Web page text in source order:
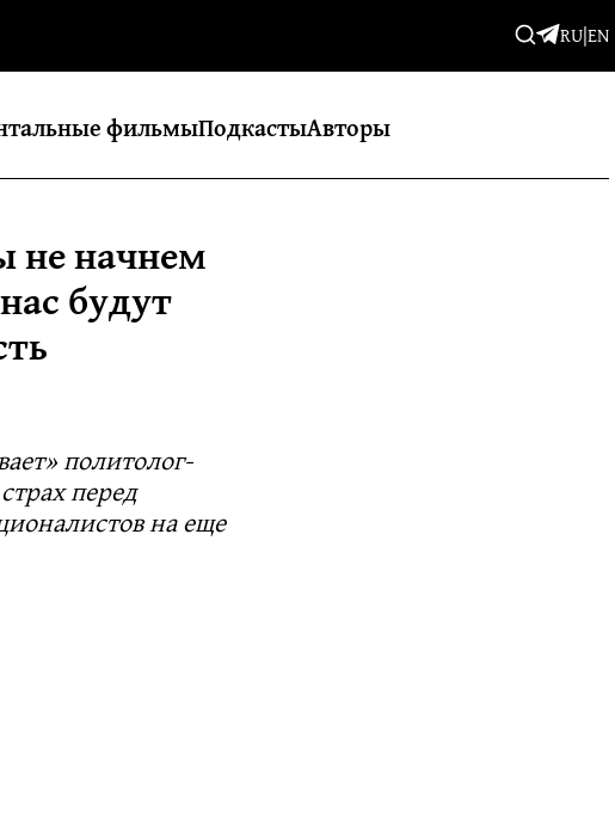
RU|EN
фильмыПодкастыАвторы
начнем
будут
политолог-
перед
на еще